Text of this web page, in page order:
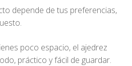
depende de tus preferencias,
poco espacio, el ajedrez
práctico y fácil de guardar.